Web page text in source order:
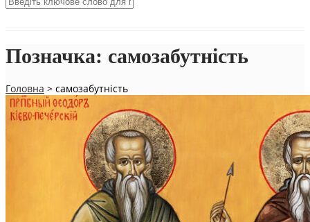
Позначка: самозабутність
Головна > самозабутність